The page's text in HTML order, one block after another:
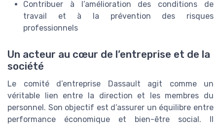
Contribuer à l’amélioration des conditions de
travail et à la prévention des risques
professionnels
Un acteur au cœur de l’entreprise et de la
société
Le comité d’entreprise Dassault agit comme un
véritable lien entre la direction et les membres du
personnel. Son objectif est d’assurer un équilibre entre
performance économique et bien-être social. Il